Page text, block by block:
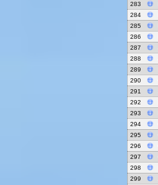
283
284
285
286
287
288
289
290
291
292
293
294
295
296
297
298
299